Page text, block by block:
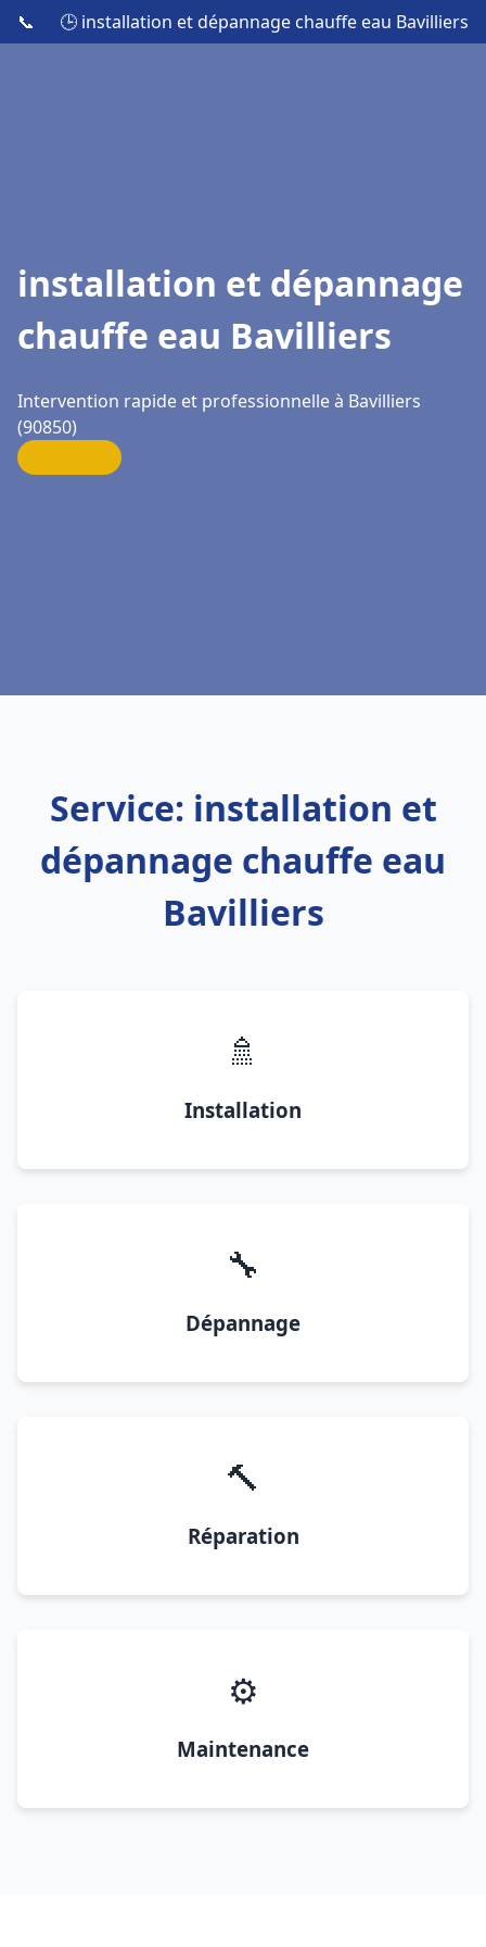
📞 🕒 installation et dépannage chauffe eau Bavilliers
installation et dépannage
chauffe eau Bavilliers
Intervention rapide et professionnelle à Bavilliers
(90850)
Service: installation et
dépannage chauffe eau
Bavilliers
🚿
Installation
🔧
Dépannage
🔨
Réparation
⚙️
Maintenance